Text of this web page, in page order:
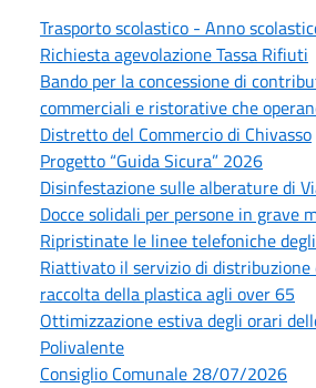
Trasporto scolastico - Anno
Richiesta agevolazione Tassa Rifiuti
Bando per la concessione di
commerciali e ristorative che
Distretto del Commercio di Chivasso
Progetto “Guida Sicura” 2026
Disinfestazione sulle alberature di
Docce solidali per persone in grave
Ripristinate le linee telefoniche
Riattivato il servizio di
raccolta della plastica agli over 65
Ottimizzazione estiva degli orari
Polivalente
Consiglio Comunale 28/07/2026